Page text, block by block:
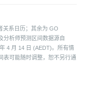
关系日历；其余为 GO
分析师预测区间数据源自
4 月 14 日 (AEDT)。所有情
表可能随时调整，恕不另行通